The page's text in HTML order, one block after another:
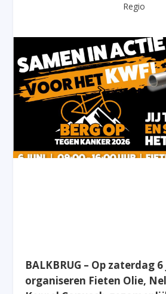
Regio
BALKBRUG – Op zaterdag
organiseren Fieten Olie,